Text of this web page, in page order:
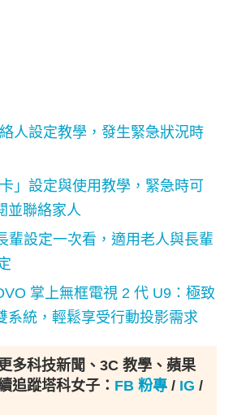
人設定教學，發生緊急狀況時
」設定與使用教學，緊急時可
並聯絡家人
輩設定一次看，適用老人與長輩
掌上無框電視 2 代 U9：極致
系統，輕鬆享受行動投影需求
多科技新聞、3C 教學、蘋果
追蹤塔科女子： FB 粉專 / IG /